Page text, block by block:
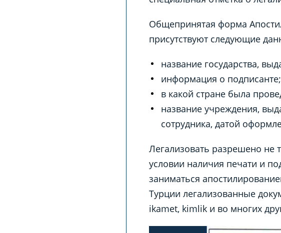
Общепринятая форма
присутствуют следующие
название государства,
информация о подписанте;
в какой стране была
название учреждения,
сотрудника, датой
Легализовать разрешено не
условии наличия печати и
заниматься
Турции легализованные
ikamet, kimlik и во многих